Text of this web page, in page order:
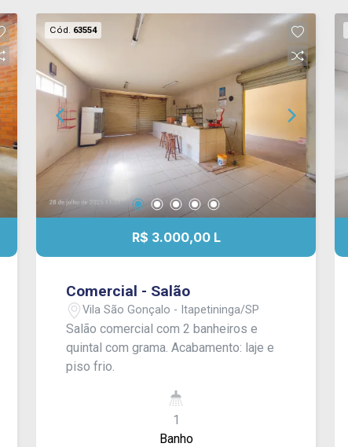
Cód. 63554
R$ 3.000,00 L
Comercial - Salão
Vila São Gonçalo - Itapetininga/SP
Salão comercial com 2 banheiros e
quintal com grama. Acabamento: laje e
piso frio.
1
Banho